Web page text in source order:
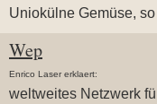
Uniokülne Gemüse,
Wep
Enrico Laser erklaert:
weltweites Netzwerk